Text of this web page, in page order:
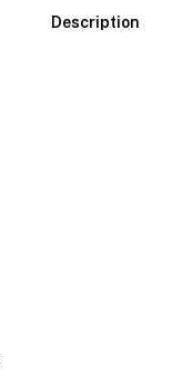
Description